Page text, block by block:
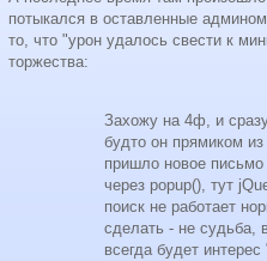
потыкался в оставленные
то, что "урон удалось свести к
торжества:
Захожу на 4ф, и
будто он прямиком
пришло новое
через popup(), тут
поиск не работает
сделать - не судьба,
всегда будет